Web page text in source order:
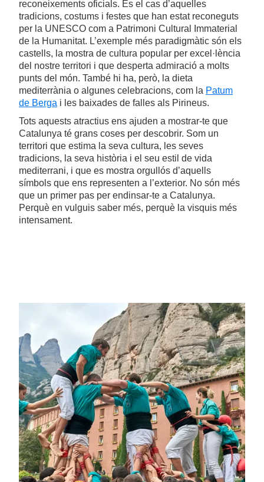
reconeixements oficials. És el cas d’aquelles
tradicions, costums i festes que han estat reconeguts
per la UNESCO com a Patrimoni Cultural Immaterial
de la Humanitat. L’exemple més paradigmàtic són els
castells, la mostra de cultura popular per excel·lència
del nostre territori i que desperta admiració a molts
punts del món. També hi ha, però, la dieta
mediterrània o algunes celebracions, com la Patum
de Berga i les baixades de falles als Pirineus.
Tots aquests atractius ens ajuden a mostrar-te que
Catalunya té grans coses per descobrir. Som un
territori que estima la seva cultura, les seves
tradicions, la seva història i el seu estil de vida
mediterrani, i que es mostra orgullós d’aquells
símbols que ens representen a l’exterior. No són més
que un primer pas per endinsar-te a Catalunya.
Perquè en vulguis saber més, perquè la visquis més
intensament.